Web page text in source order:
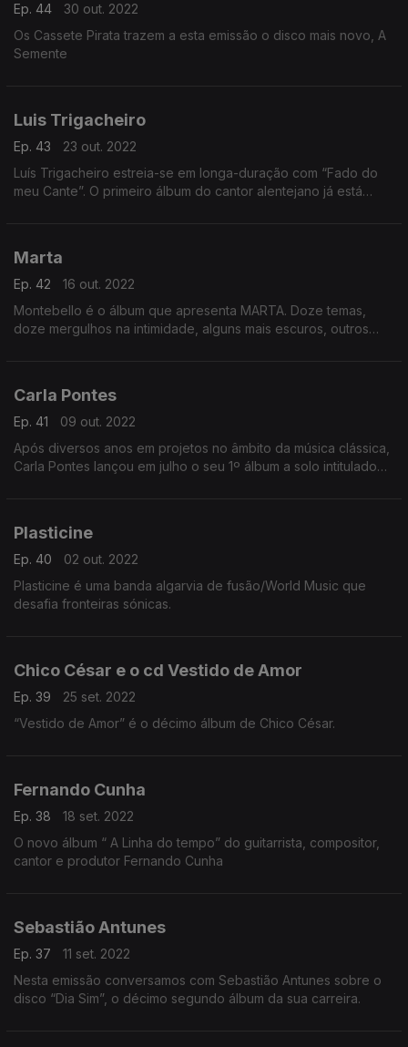
Ep. 44
30 out. 2022
Os Cassete Pirata trazem a esta emissão o disco mais novo, A
Semente
Luis Trigacheiro
Ep. 43
23 out. 2022
Luís Trigacheiro estreia-se em longa-duração com “Fado do
meu Cante”. O primeiro álbum do cantor alentejano já está
Marta
Ep. 42
16 out. 2022
Montebello é o álbum que apresenta MARTA. Doze temas,
doze mergulhos na intimidade, alguns mais escuros, outros
Carla Pontes
Ep. 41
09 out. 2022
Após diversos anos em projetos no âmbito da música clássica,
Carla Pontes lançou em julho o seu 1º álbum a solo intitulado
Plasticine
Ep. 40
02 out. 2022
Plasticine é uma banda algarvia de fusão/World Music que
desafia fronteiras sónicas.
Chico César e o cd Vestido de Amor
Ep. 39
25 set. 2022
“Vestido de Amor” é o décimo álbum de Chico César.
Fernando Cunha
Ep. 38
18 set. 2022
O novo álbum “ A Linha do tempo” do guitarrista, compositor,
cantor e produtor Fernando Cunha
Sebastião Antunes
Ep. 37
11 set. 2022
Nesta emissão conversamos com Sebastião Antunes sobre o
disco “Dia Sim”, o décimo segundo álbum da sua carreira.